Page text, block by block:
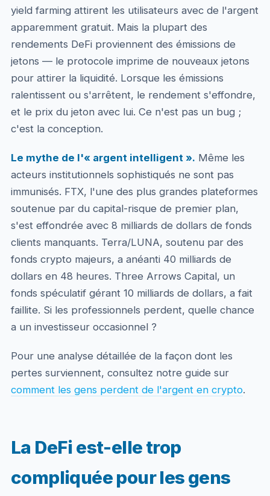
yield farming attirent les utilisateurs avec de l'argent
apparemment gratuit. Mais la plupart des
rendements DeFi proviennent des émissions de
jetons — le protocole imprime de nouveaux jetons
pour attirer la liquidité. Lorsque les émissions
ralentissent ou s'arrêtent, le rendement s'effondre,
et le prix du jeton avec lui. Ce n'est pas un bug ;
c'est la conception.
Le mythe de l'« argent intelligent ». Même les
acteurs institutionnels sophistiqués ne sont pas
immunisés. FTX, l'une des plus grandes plateformes
soutenue par du capital-risque de premier plan,
s'est effondrée avec 8 milliards de dollars de fonds
clients manquants. Terra/LUNA, soutenu par des
fonds crypto majeurs, a anéanti 40 milliards de
dollars en 48 heures. Three Arrows Capital, un
fonds spéculatif gérant 10 milliards de dollars, a fait
faillite. Si les professionnels perdent, quelle chance
a un investisseur occasionnel ?
Pour une analyse détaillée de la façon dont les
pertes surviennent, consultez notre guide sur
comment les gens perdent de l'argent en crypto.
La DeFi est-elle trop
compliquée pour les gens